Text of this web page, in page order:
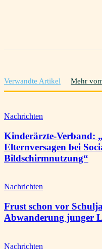
Verwandte Artikel Mehr
Nachrichten
Kinderärzte-Verband:
Elternversagen bei
Bildschirmnutzung“
Nachrichten
Frust schon vor
Abwanderung junger
Nachrichten